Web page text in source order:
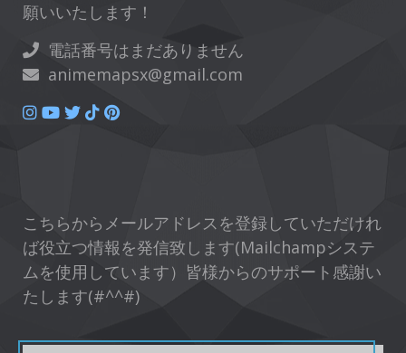
願いいたします！
電話番号はまだありません
animemapsx@gmail.com
こちらからメールアドレスを登録していただけれ
ば役立つ情報を発信致します(Mailchampシステ
ムを使用しています）皆様からのサポート感謝い
たします(#^^#)